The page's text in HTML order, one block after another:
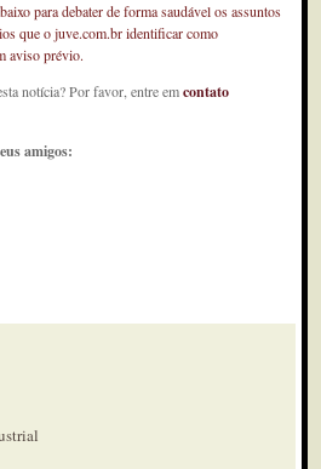
para debater de forma saudável os assuntos
que o juve.com.br identificar como
aviso prévio.
notícia? Por favor, entre emcontato
amigos: